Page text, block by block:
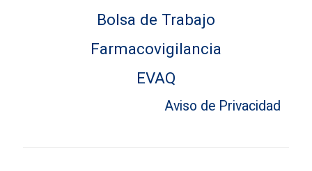
Bolsa de Trabajo
Farmacovigilancia
EVAQ
Aviso de Privacidad